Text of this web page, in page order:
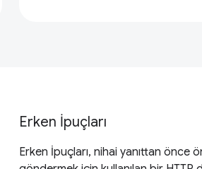
Erken İpuçları
Erken İpuçları, nihai yanıttan önce